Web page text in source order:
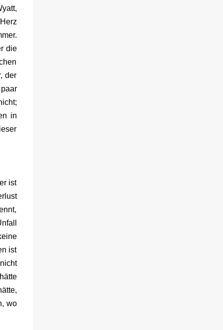
die
der
in
ist
ist
wo